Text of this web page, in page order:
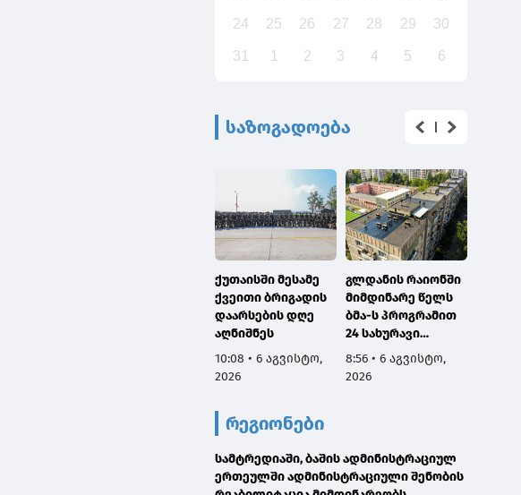
24 25 26 27 28 29 30
31 1 2 3 4 5 6
საზოგადოება
ქუთაისში მესამე
ქვეითი ბრიგადის
დაარსების დღე
აღნიშნეს
10:08 • 6 აგვისტო,
2026
გლდანის რაიონში
მიმდინარე წელს
ბმა-ს პროგრამით
24 სახურავი
რეაბილიტირდა
8:56 • 6 აგვისტო,
2026
რეგიონები
სამტრედიაში, ბაშის ადმინისტრაციულ
ერთეულში ადმინისტრაციული შენობის